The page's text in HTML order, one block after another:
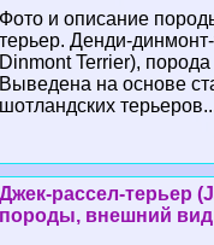
Фото и описание
терьер. Денди-
Dinmont Terrier), порода
Выведена на основе
шотландских
Джек-рассел-терьер
породы, внешний